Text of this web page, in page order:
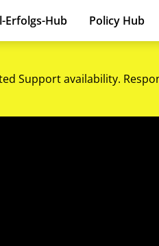
Erfolgs-Hub Policy Hub
Support availability.